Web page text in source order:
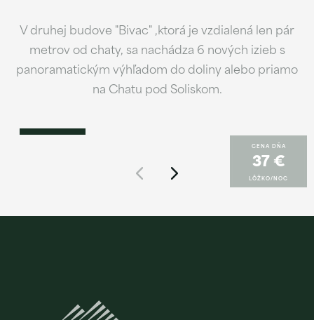
V druhej budove "Bivac" ,ktorá je vzdialená len pár
metrov od chaty, sa nachádza 6 nových izieb s
panoramatickým výhľadom do doliny alebo priamo
na Chatu pod Soliskom.
Posteľ v nocľahárni
CENA DŇA
37 €
LÔŽKO/NOC